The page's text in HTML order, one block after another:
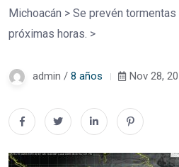
Michoacán > Se prevén
próximas horas. >
admin / 8 años Nov 28,